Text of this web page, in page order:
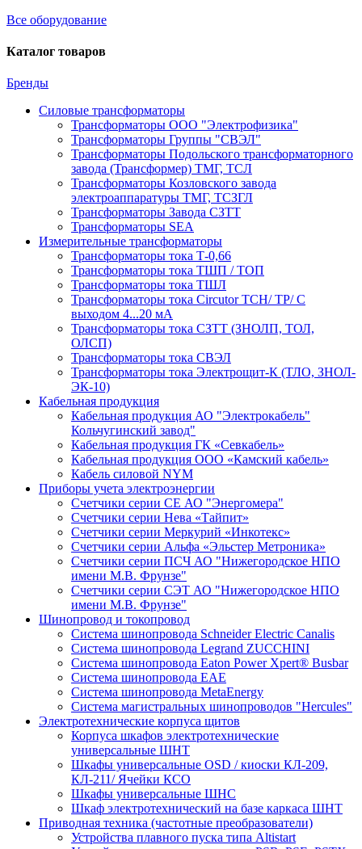
Все оборудование
Каталог товаров
Бренды
Силовые трансформаторы
Трансформаторы ООО "Электрофизика"
Трансформаторы Группы "СВЭЛ"
Трансформаторы Подольского трансформаторного
завода (Трансформер) ТМГ, ТСЛ
Трансформаторы Козловского завода
электроаппаратуры ТМГ, ТСЗГЛ
Трансформаторы Завода СЗТТ
Трансформаторы SEA
Измерительные трансформаторы
Трансформаторы тока Т-0,66
Трансформаторы тока ТШП / ТОП
Трансформаторы тока ТШЛ
Трансформаторы тока Circutor TCH/ TP/ С
выходом 4...20 мА
Трансформаторы тока СЗТТ (ЗНОЛП, ТОЛ,
ОЛСП)
Трансформаторы тока СВЭЛ
Трансформаторы тока Электрощит-К (ТЛО, ЗНОЛ-
ЭК-10)
Кабельная продукция
Кабельная продукция АО "Электрокабель"
Кольчугинский завод"
Кабельная продукция ГК «Севкабель»
Кабельная продукция ООО «Камский кабель»
Кабель силовой NYM
Приборы учета электроэнергии
Счетчики серии СЕ АО "Энергомера"
Счетчики серии Нева «Тайпит»
Счетчики серии Меркурий «Инкотекс»
Счетчики серии Альфа «Эльстер Метроника»
Счетчики серии ПСЧ АО "Нижегородское НПО
имени М.В. Фрунзе"
Счетчики серии СЭТ АО "Нижегородское НПО
имени М.В. Фрунзе"
Шинопровод и токопровод
Система шинопровода Schneider Electric Canalis
Система шинопровода Legrand ZUCCHINI
Система шинопровода Eaton Power Xpert® Busbar
Система шинопровода EAE
Система шинопровода MetaEnergy
Система магистральных шинопроводов "Hercules"
Электротехнические корпуса щитов
Корпуса шкафов электротехнические
универсальные ШНТ
Шкафы универсальные OSD / киоски КЛ-209,
КЛ-211/ Ячейки КСО
Шкафы универсальные ШНС
Шкаф электротехнический на базе каркаса ШНТ
Приводная техника (частотные преобразователи)
Устройства плавного пуска типа Altistart